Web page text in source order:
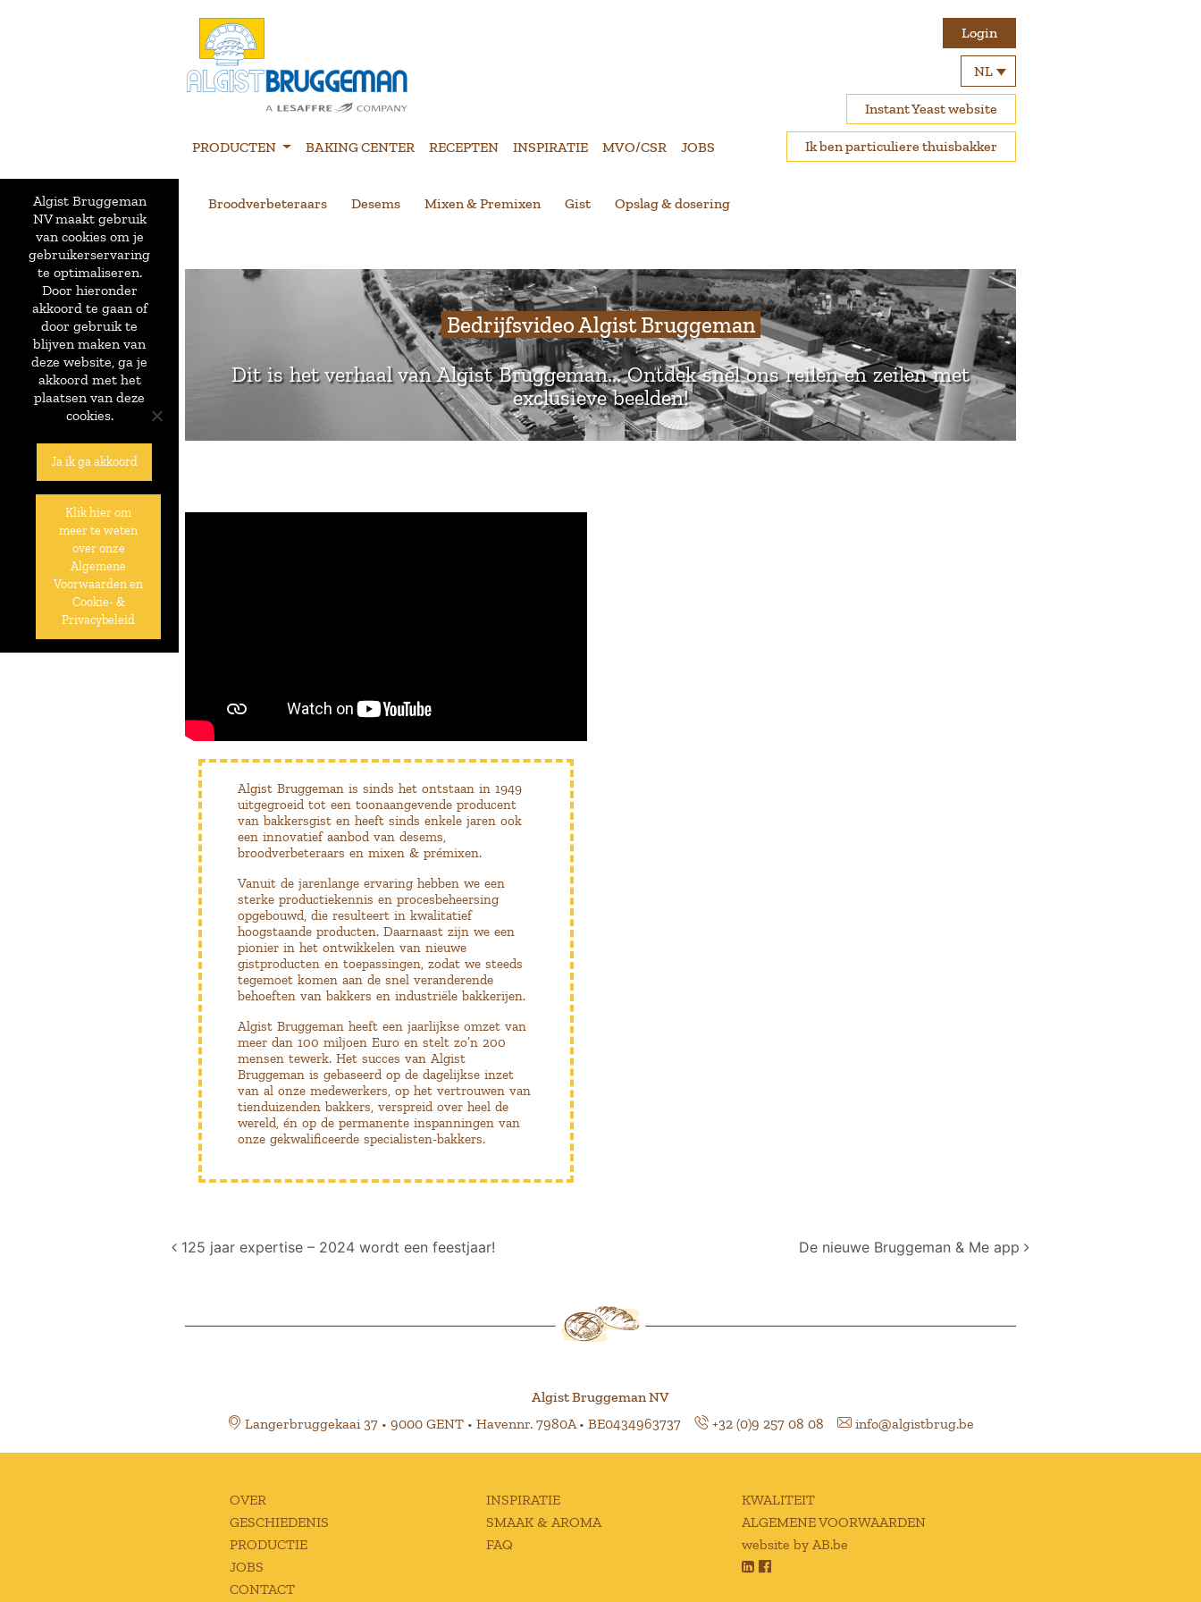
Login
NL
Instant Yeast website
PRODUCTEN BAKING CENTER RECEPTEN INSPIRATIE MVO/CSR JOBS Ik ben particuliere thuisbakker
Broodverbeteraars Desems Mixen & Premixen Gist Opslag & dosering
Bedrijfsvideo Algist Bruggeman
Dit is het verhaal van Algist Bruggeman... Ontdek snel ons reilen en zeilen met
exclusieve beelden!
Algist Bruggeman is sinds het ontstaan in 1949
uitgegroeid tot een toonaangevende producent
van bakkersgist en heeft sinds enkele jaren ook
een innovatief aanbod van desems,
broodverbeteraars en mixen & prémixen.
Vanuit de jarenlange ervaring hebben we een
sterke productiekennis en procesbeheersing
opgebouwd, die resulteert in kwalitatief
hoogstaande producten. Daarnaast zijn we een
pionier in het ontwikkelen van nieuwe
gistproducten en toepassingen, zodat we steeds
tegemoet komen aan de snel veranderende
behoeften van bakkers en industriële bakkerijen.
Algist Bruggeman heeft een jaarlijkse omzet van
meer dan 100 miljoen Euro en stelt zo’n 200
mensen tewerk. Het succes van Algist
Bruggeman is gebaseerd op de dagelijkse inzet
van al onze medewerkers, op het vertrouwen van
tienduizenden bakkers, verspreid over heel de
wereld, én op de permanente inspanningen van
onze gekwalificeerde specialisten-bakkers.
Post navigation
125 jaar expertise – 2024 wordt een feestjaar! De nieuwe Bruggeman & Me app
Algist Bruggeman NV
Langerbruggekaai 37 • 9000 GENT • Havennr. 7980A • BE0434963737
+32 (0)9 257 08 08 info@algistbrug.be
OVER
GESCHIEDENIS
PRODUCTIE
JOBS
CONTACT
INSPIRATIE
SMAAK & AROMA
FAQ
KWALITEIT
ALGEMENE VOORWAARDEN
website by AB.be
Algist Bruggeman
NV maakt gebruik
van cookies om je
gebruikerservaring
te optimaliseren.
Door hieronder
akkoord te gaan of
door gebruik te
blijven maken van
deze website, ga je
akkoord met het
plaatsen van deze
cookies.
Ja ik ga akkoord
Klik hier om
meer te weten
over onze
Algemene
Voorwaarden en
Cookie- &
Privacybeleid